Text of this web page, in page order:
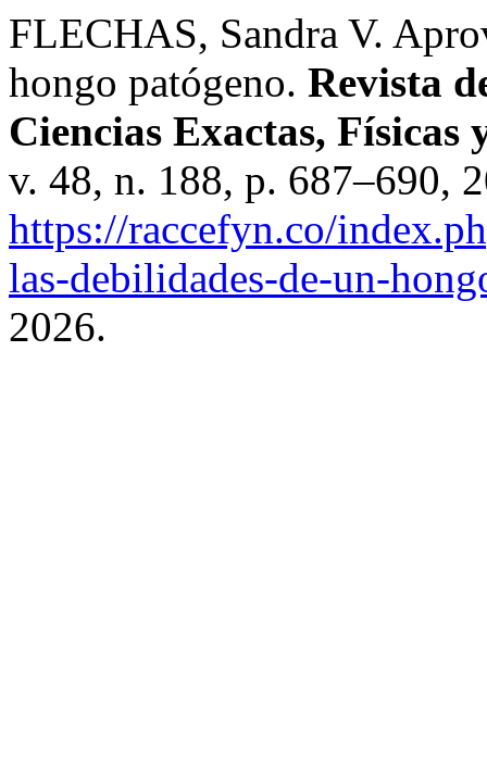
FLECHAS, Sandra V.
hongo patógeno. Revista
Ciencias Exactas, Físicas
v. 48, n. 188, p. 687–690,
https://raccefyn.co/
las-debilidades-de-un-
2026.